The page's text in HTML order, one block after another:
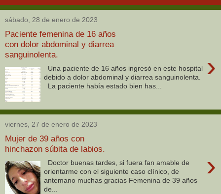
sábado, 28 de enero de 2023
Paciente femenina de 16 años
con dolor abdominal y diarrea
sanguinolenta.
›
Una paciente de 16 años ingresó en este hospital
debido a dolor abdominal y diarrea sanguinolenta.
La paciente había estado bien has...
viernes, 27 de enero de 2023
Mujer de 39 años con
hinchazon súbita de labios.
›
Doctor buenas tardes, si fuera fan amable de
orientarme con el siguiente caso clínico, de
antemano muchas gracias Femenina de 39 años
de...